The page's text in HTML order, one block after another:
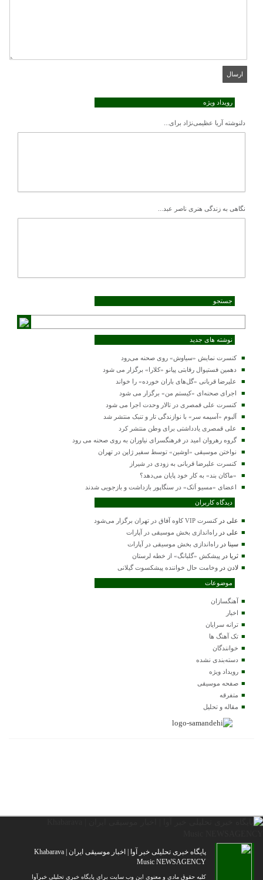
رویداد ویژه
دلنوشته آریا عظیمی‌نژاد برای...
نگاهی به زندگی هنری ناصر عبد...
جستجو
نوشته های جدید
کنسرت‌ نمایش «سیاوش» روی صحنه می‌رود
دهمین فستیوال رقابتی پیانو «کلارا» برگزار می شود
علیرضا قربانی «گل‌های باران خورده» را خواند
اجرای صحنه‌ای «کیستم من» برگزار می شود
کنسرت علی قمصری در تالار وحدت اجرا می شود
آلبوم «آسیمه سر» با نوازندگی تار و تنبک منتشر شد
علی قمصری یادداشتی برای وطن منتشر کرد
گروه رهروان امید در فرهنگسرای نیاوران به روی صحنه می رود
نواختن موسیقی «اوشین» توسط سفیر ژاپن در تهران
کنسرت علیرضا قربانی به زودی در شیراز
«ماکان بند» به کار خود پایان می‌دهد؟
اعضای «مسیو اَتک» در سنگاپور بازداشت و بازجویی شدند
دیدگاه کاربران
علی درکنسرت VIP کاوه آفاق در تهران برگزار می‌شود
علی در راه‌اندازی بخش موسیقی در آپارات
سینا در راه‌اندازی بخش موسیقی در آپارات
ثریا در پیشکش «گلبانگ» از خطه لرستان
لادن در وخامت حال خواننده پیشکسوت گیلانی
موضوعات
آهنگسازان
اخبار
ترانه سرایان
تک آهنگ ها
خوانندگان
دسته‌بندی نشده
رویداد ویژه
صفحه موسیقی
متفرقه
مقاله و تحلیل
پایگاه خبری تحلیلی خبر آوا | اخبار موسیقی ایران | Khabarava
Music NEWSAGENCY
کلیه حقوق مادی و معنوی این وب سایت برای پایگاه خبری تحلیلی خبرآوا